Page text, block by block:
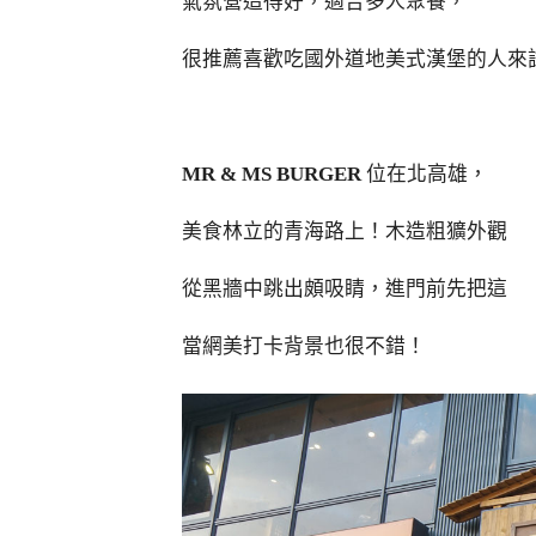
很推薦喜歡吃國外道地美式漢堡的人來
MR & MS BURGER位在北高雄，
美食林立的青海路上！木造粗獷外觀
從黑牆中跳出頗吸睛，進門前先把這
當網美打卡背景也很不錯！